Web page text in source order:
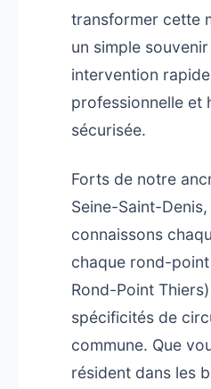
transformer cette
un simple
intervention
professionnelle et
sécurisée.
Forts de notre
Seine-Saint-
connaissons
chaque rond-
Rond-Point
spécificités de
commune. Que
résident dans les